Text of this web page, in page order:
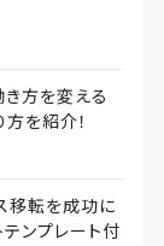
き方を変える
を紹介！
移転を成功に
ンプレート付